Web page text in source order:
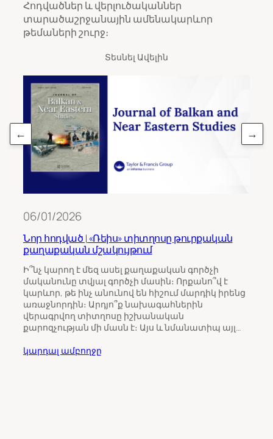
Հոդվածներ և վերլուծականներ
տարածաշրջանային ամենակարևոր
թեմաների շուրջ։
Տեսնել Ավելին
06/01/2026
Նոր հոդված | «Ռեիս» տիտղոսը թուրքական
քաղաքական մշակույթում
Ի՞նչ կարող է մեզ ասել քաղաքական գործչի
մականունը տվյալ գործչի մասին։ Որքանո՞վ է
կարևոր, թե ինչ անունով են հիշում մարդիկ իրենց
առաջնորդին։ Արդյո՞ք նախագահներին
վերագրվող տիտղոսը իշխանական
քարոզչության մի մասն է։ Այս և նմանատիպ այլ…
կարդալ ամբողջը
← →